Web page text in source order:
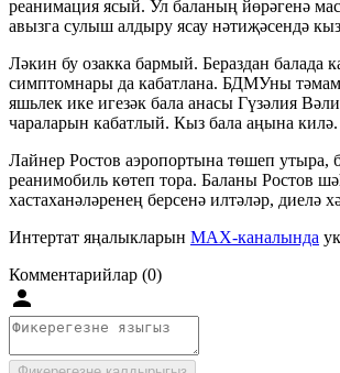
реанимация ясый. Ул баланың йөрәгенә
авызга сулыш алдыру ясау нәтиҗәсендә
Ләкин бу озакка бармый. Бераздан балада
симптомнары да кабатлана. БДМУны
яшьлек ике игезәк бала анасы Гүзәлия
чараларын кабатлый. Кыз бала аңына килә.
Лайнер Ростов аэропортына төшеп утыра,
реанимобиль көтеп тора. Баланы Ростов
хастаханәләренең берсенә илтәләр, диелә
Интертат яңалыкларын MAX-каналында
Комментарийлар (0)